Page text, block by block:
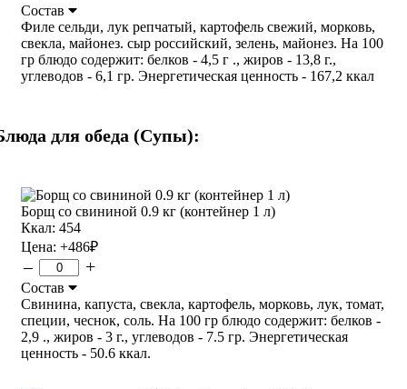
Состав
Филе сельди, лук репчатый, картофель свежий, морковь,
свекла, майонез. сыр российский, зелень, майонез. На 100
гр блюдо содержит: белков - 4,5 г ., жиров - 13,8 г.,
углеводов - 6,1 гр. Энергетическая ценность - 167,2 ккал
для обеда (Супы):
Борщ со свининой 0.9 кг (контейнер 1 л)
Ккал: 454
Цена: +486₽
– +
Состав
Свинина, капуста, свекла, картофель, морковь, лук, томат,
специи, чеснок, соль. На 100 гр блюдо содержит: белков -
2,9 ., жиров - 3 г., углеводов - 7.5 гр. Энергетическая
ценность - 50.6 ккал.